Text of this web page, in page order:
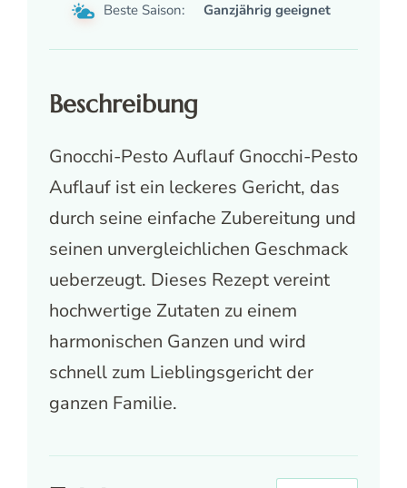
Beste Saison: Ganzjährig geeignet
Beschreibung
Gnocchi-Pesto Auflauf Gnocchi-Pesto
Auflauf ist ein leckeres Gericht, das
durch seine einfache Zubereitung und
seinen unvergleichlichen Geschmack
ueberzeugt. Dieses Rezept vereint
hochwertige Zutaten zu einem
harmonischen Ganzen und wird
schnell zum Lieblingsgericht der
ganzen Familie.